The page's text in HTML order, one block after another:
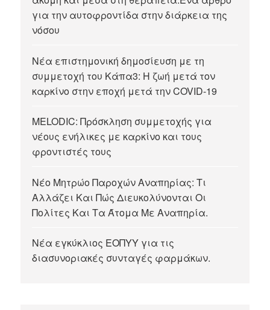
για την αυτοφροντίδα στην διάρκεια της
νόσου
Νέα επιστημονική δημοσίευση με τη
συμμετοχή του Κάπα3: Η ζωή μετά τον
καρκίνο στην εποχή μετά την COVID-19
MELODIC: Πρόσκληση συμμετοχής για
νέους ενήλικες με καρκίνο και τους
φροντιστές τους
Νέο Μητρώο Παροχών Αναπηρίας: Τι
Αλλάζει Και Πώς Διευκολύνονται Οι
Πολίτες Και Τα Άτομα Με Αναπηρία.
Νέα εγκύκλιος ΕΟΠΥΥ για τις
διασυνοριακές συνταγές φαρμάκων.